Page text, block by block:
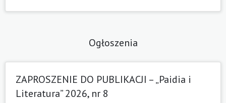
Ogłoszenia
ZAPROSZENIE DO PUBLIKACJI – „Paidia i
Literatura” 2026, nr 8